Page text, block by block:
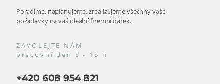
Poradíme, naplánujeme, zrealizujeme všechny vaše
požadavky na váš ideální firemní dárek.
ZAVOLEJTE NÁM
pracovní den 8 - 15 h
+420 608 954 821